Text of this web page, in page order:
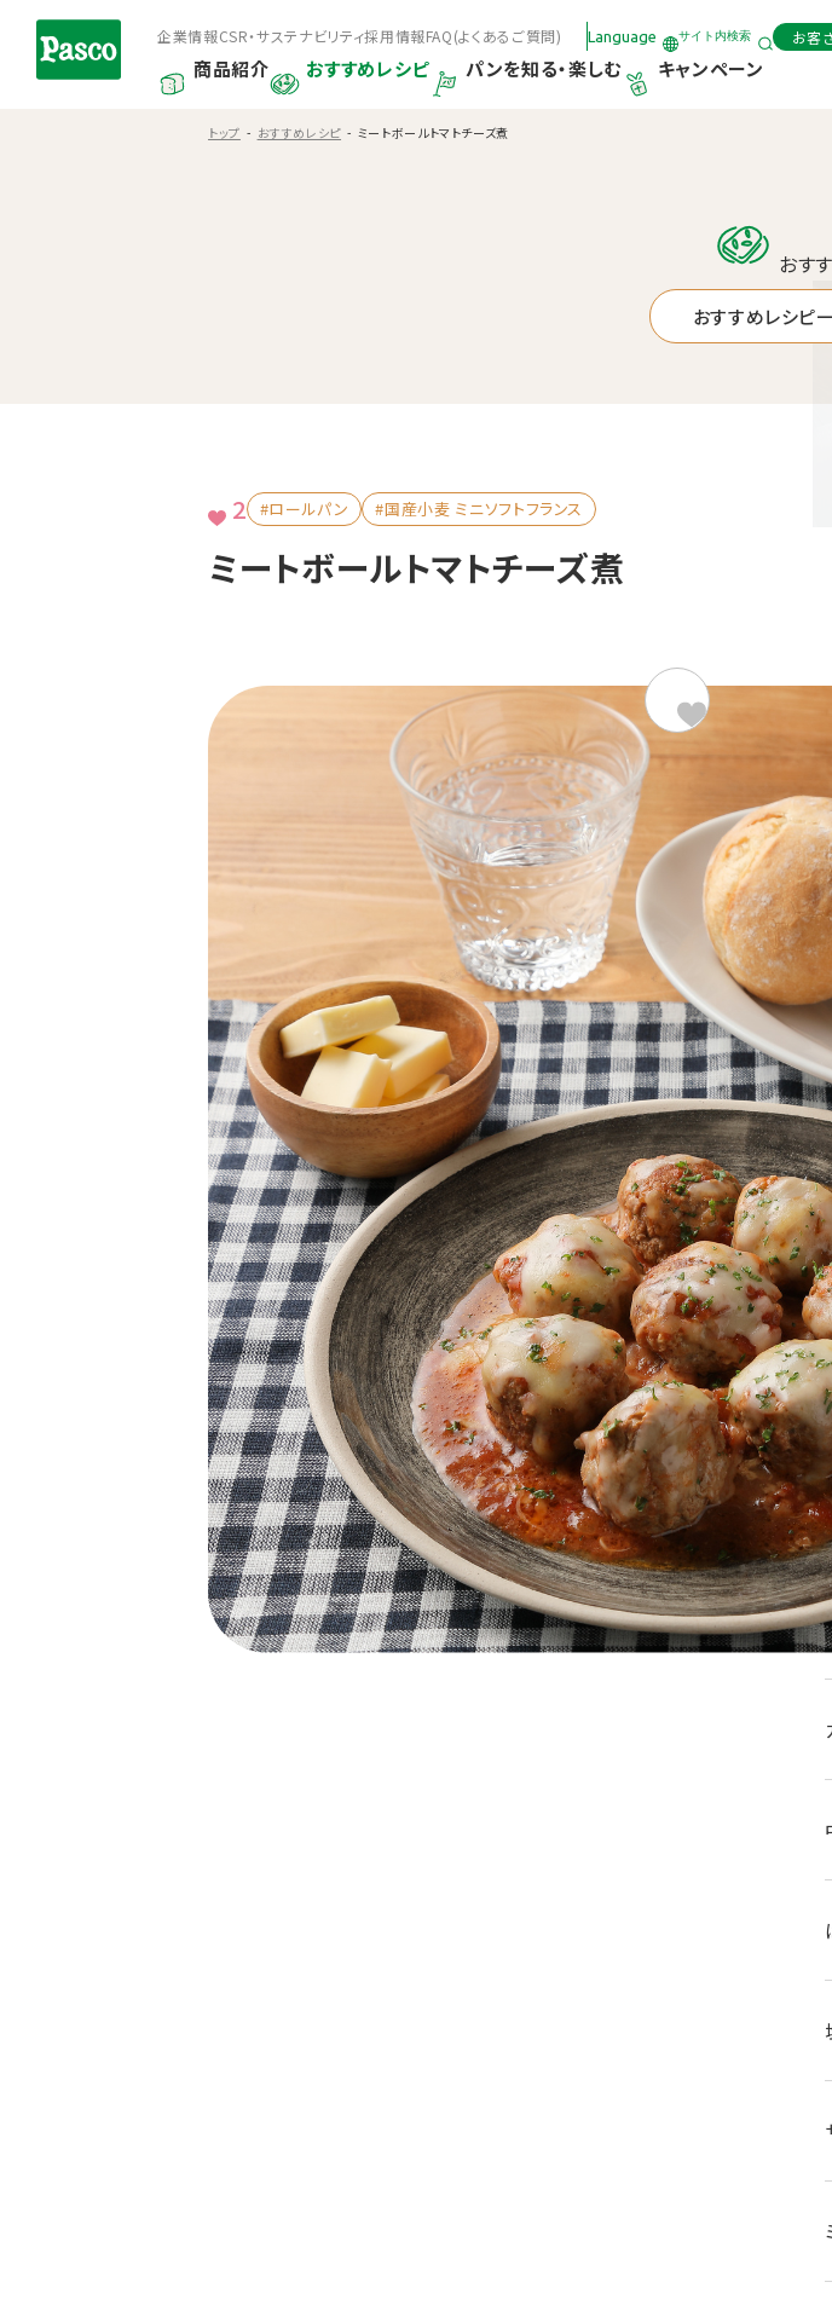
商品紹介 おすすめレシピ パンを知る・楽しむ キャンペーン
サイト内検索
Language
企業情報CSR・サステナビリティ採用情報FAQ(よくあるご質問) お客
トップ おすすめレシピ ミートボールトマトチーズ煮
おす
おすすめレシピ
ミートボールトマトチーズ煮
2 #ロールパン #国産小麦 ミニソフトフランス